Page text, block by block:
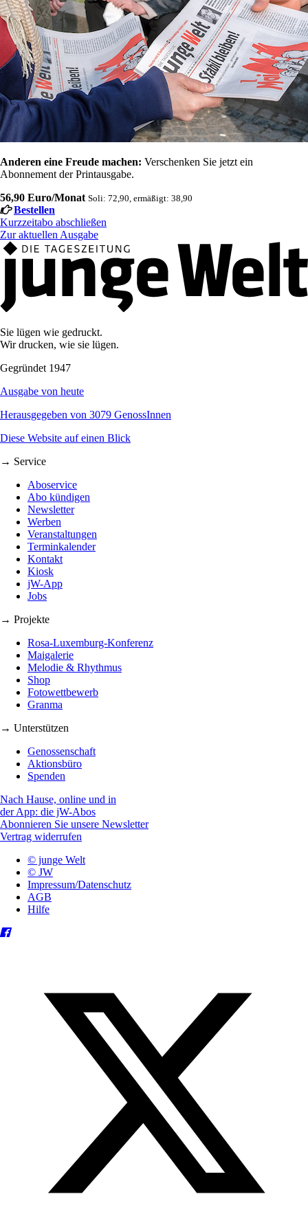
Anderen eine Freude machen: Verschenken Sie jetzt ein
Abonnement der Printausgabe.
56,90 Euro/Monat Soli: 72,90, ermäßigt: 38,90
Bestellen
Kurzzeitabo abschließen
Zur aktuellen Ausgabe
Sie lügen wie gedruckt.
Wir drucken, wie sie lügen.
Gegründet 1947
Ausgabe von heute
Herausgegeben von 3079 GenossInnen
Diese Website auf einen Blick
→ Service
Aboservice
Abo kündigen
Newsletter
Werben
Veranstaltungen
Terminkalender
Kontakt
Kiosk
jW-App
Jobs
→ Projekte
Rosa-Luxemburg-Konferenz
Maigalerie
Melodie & Rhythmus
Shop
Fotowettbewerb
Granma
→ Unterstützen
Genossenschaft
Aktionsbüro
Spenden
Nach Hause, online und in
der App: die jW-Abos
Abonnieren Sie unsere Newsletter
Vertrag widerrufen
© junge Welt
© JW
Impressum/Datenschutz
AGB
Hilfe